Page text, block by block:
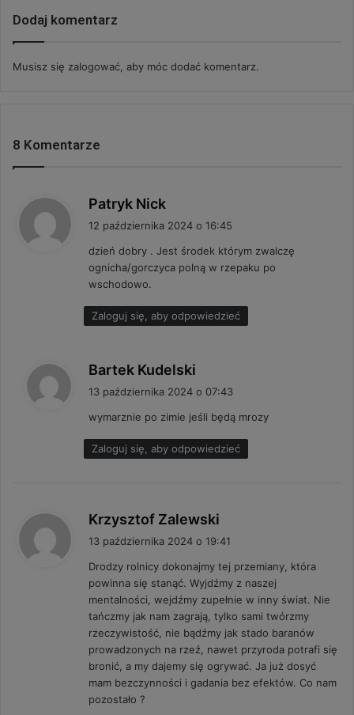
Dodaj komentarz
Musisz się zalogować , aby móc dodać komentarz.
8 Komentarze
Patryk Nick
z
e
12 października 2024 o 16:45
dzień dobry . Jest środek którym zwalczę
ognicha/gorczyca polną w rzepaku po
wschodowo.
Zaloguj się, aby odpowiedzieć
Bartek Kudelski
z
e
:
13 października 2024 o 07:43
wymarznie po zimie jeśli będą mrozy
Zaloguj się, aby odpowiedzieć
Krzysztof Zalewski
z
e
:
13 października 2024 o 19:41
Drodzy rolnicy dokonajmy tej przemiany, która
powinna się stanąć. Wyjdźmy z naszej
mentalności, wejdźmy zupełnie w inny świat. Nie
tańczmy jak nam zagrają, tylko sami twórzmy
rzeczywistość, nie bądźmy jak stado baranów
prowadzonych na rzeź, nawet przyroda potrafi się
bronić, a my dajemy się ogrywać. Ja już dosyć
mam bezczynności i gadania bez efektów. Co nam
pozostało ?